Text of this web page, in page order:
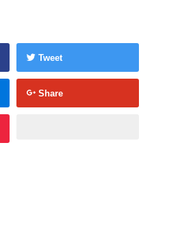
Tweet
Share